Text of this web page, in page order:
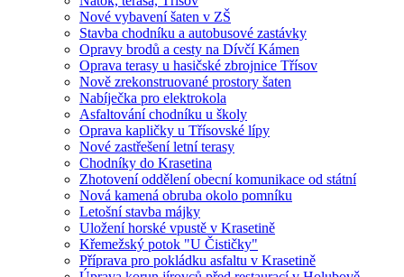
Nové vybavení šaten v ZŠ
Stavba chodníku a autobusové zastávky
Opravy brodů a cesty na Dívčí Kámen
Oprava terasy u hasičské zbrojnice Třísov
Nově zrekonstruované prostory šaten
Nabíječka pro elektrokola
Asfaltování chodníku u školy
Oprava kapličky u Třísovské lípy
Nové zastřešení letní terasy
Chodníky do Krasetina
Zhotovení oddělení obecní komunikace od státní
Nová kamená obruba okolo pomníku
Letošní stavba májky
Uložení horské vpustě v Krasetině
Křemežský potok "U Čističky"
Příprava pro pokládku asfaltu v Krasetině